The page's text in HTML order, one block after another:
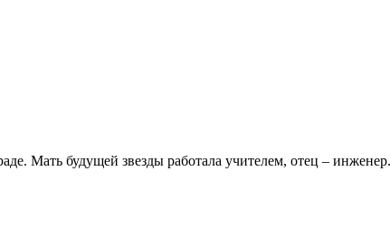
Мать будущей звезды работала учителем, отец –